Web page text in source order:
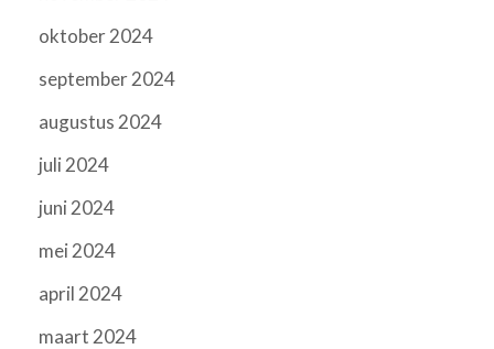
oktober 2024
september 2024
augustus 2024
juli 2024
juni 2024
mei 2024
april 2024
maart 2024